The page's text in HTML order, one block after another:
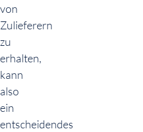
von
Zulieferern
zu
erhalten,
kann
also
ein
entscheidendes